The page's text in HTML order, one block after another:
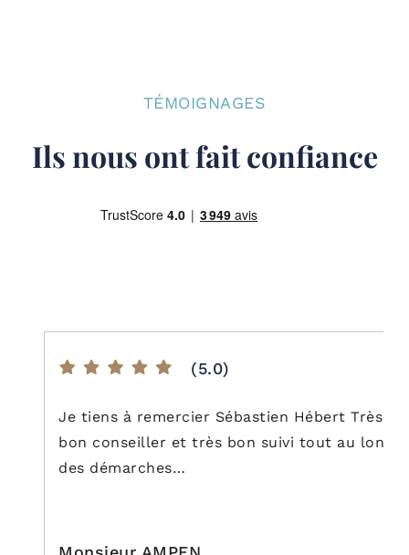
TÉMOIGNAGES
Ils nous ont fait confiance
(5.0)
Je tiens à remercier Sébastien Hébert Très
bon conseiller et très bon suivi tout au long
des démarches…